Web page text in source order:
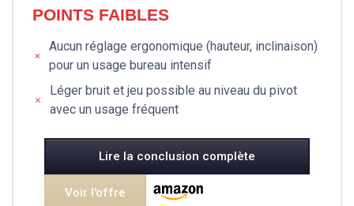
POINTS FAIBLES
Aucun réglage ergonomique (hauteur, inclinaison)
pour un usage bureau intensif
Léger bruit et jeu possible au niveau du pivot
avec un usage fréquent
Lire la conclusion complète
Voir l'offre